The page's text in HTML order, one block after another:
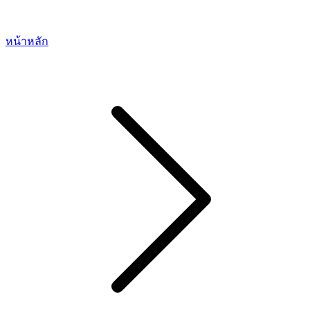
หน้าหลัก